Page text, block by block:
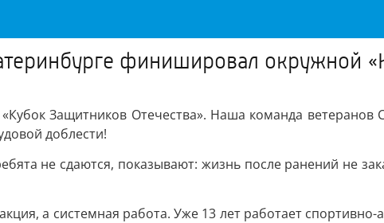
финишировал окружной
Защитников Отечества». Наша команда
доблести!
не сдаются, показывают: жизнь после ранений не
а системная работа. Уже 13 лет работает